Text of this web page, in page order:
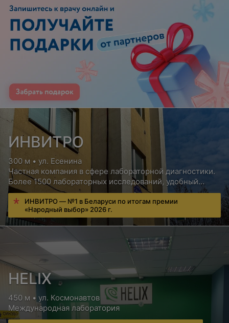
ИНВИТРО
300 м • ул. Есенина
Частная компания в сфере лабораторной диагностики.
Более 1500 лабораторных исследований, удобный
сервис для пациентов, бесплатная консультация врача
ИНВИТРО — №1 в Беларуси по итогам премии
«Народный выбор» 2026 г.
HELIX
450 м • ул. Космонавтов
Международная лаборатория